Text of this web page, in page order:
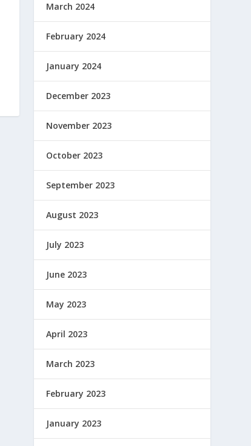
March 2024
February 2024
January 2024
December 2023
November 2023
October 2023
September 2023
August 2023
July 2023
June 2023
May 2023
April 2023
March 2023
February 2023
January 2023